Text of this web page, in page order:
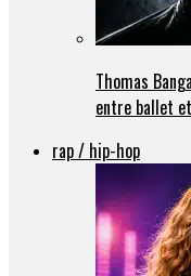
Thomas
entre ballet
rap / hip-hop